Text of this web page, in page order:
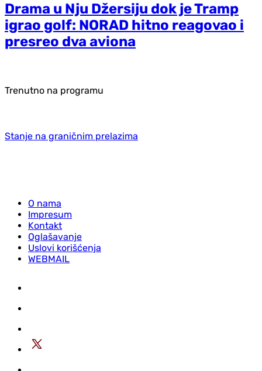
Drama u Nju Džersiju dok je Tramp
igrao golf: NORAD hitno reagovao i
presreo dva aviona
Trenutno na programu
Stanje na graničnim prelazima
O nama
Impresum
Kontakt
Oglašavanje
Uslovi korišćenja
WEBMAIL